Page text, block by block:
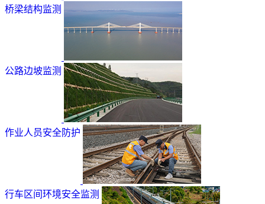
桥梁结构监测
公路边坡监测
作业人员安全防护
行车区间环境安全监测